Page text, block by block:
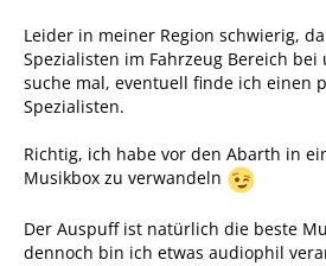
Leider in meiner Region schwierig,
Spezialisten im Fahrzeug Bereich bei
suche mal, eventuell finde ich einen
Spezialisten.
Richtig, ich habe vor den Abarth in
Musikbox zu verwandeln
Der Auspuff ist natürlich die beste
dennoch bin ich etwas audiophil